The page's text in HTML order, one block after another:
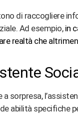
di raccogliere
Ad esempio,in
realtà che
sorpresa,
abilità specifiche